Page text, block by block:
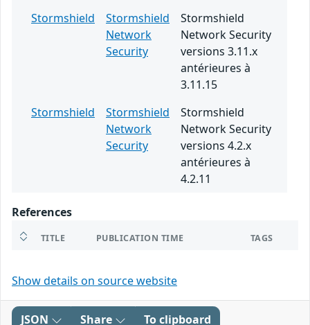
Stormshield
Stormshield
Network
Security
Stormshield
Network Security
versions 3.11.x
antérieures à
3.11.15
Stormshield
Stormshield
Network
Security
Stormshield
Network Security
versions 4.2.x
antérieures à
4.2.11
References
TITLE PUBLICATION TIME TAGS
Show details on source website
JSON Share To clipboard